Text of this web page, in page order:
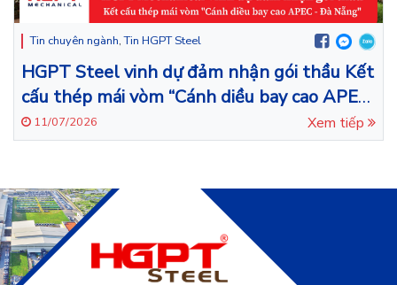
Tin chuyên ngành,Tin HGPT Steel
HGPT Steel vinh dự đảm nhận gói thầu Kết
cấu thép mái vòm “Cánh diều bay cao APEC
– Đà Nẵng”.
11/07/2026 Xem tiếp